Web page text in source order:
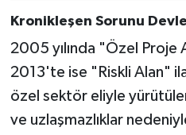
Kronikleşen Sorunu
2005 yılında "Özel Proje
2013'te ise "Riskli Alan"
özel sektör eliyle
ve uzlaşmazlıklar